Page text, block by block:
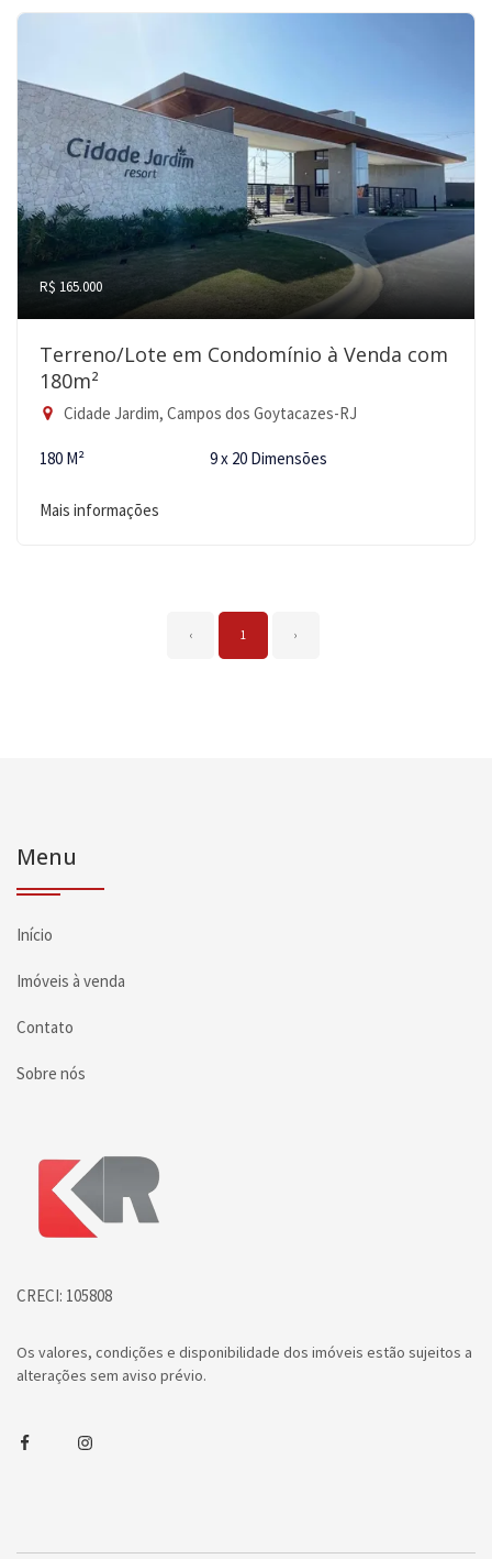
R$ 165.000
Terreno/Lote em Condomínio à Venda com
180m²
Cidade Jardim, Campos dos Goytacazes-RJ
180 M² 9 x 20 Dimensões
Mais informações
‹ 1 ›
Menu
Início
Imóveis à venda
Contato
Sobre nós
Página inicial
CRECI: 105808
Os valores, condições e disponibilidade dos imóveis estão sujeitos a
alterações sem aviso prévio.
FacebookInstagram